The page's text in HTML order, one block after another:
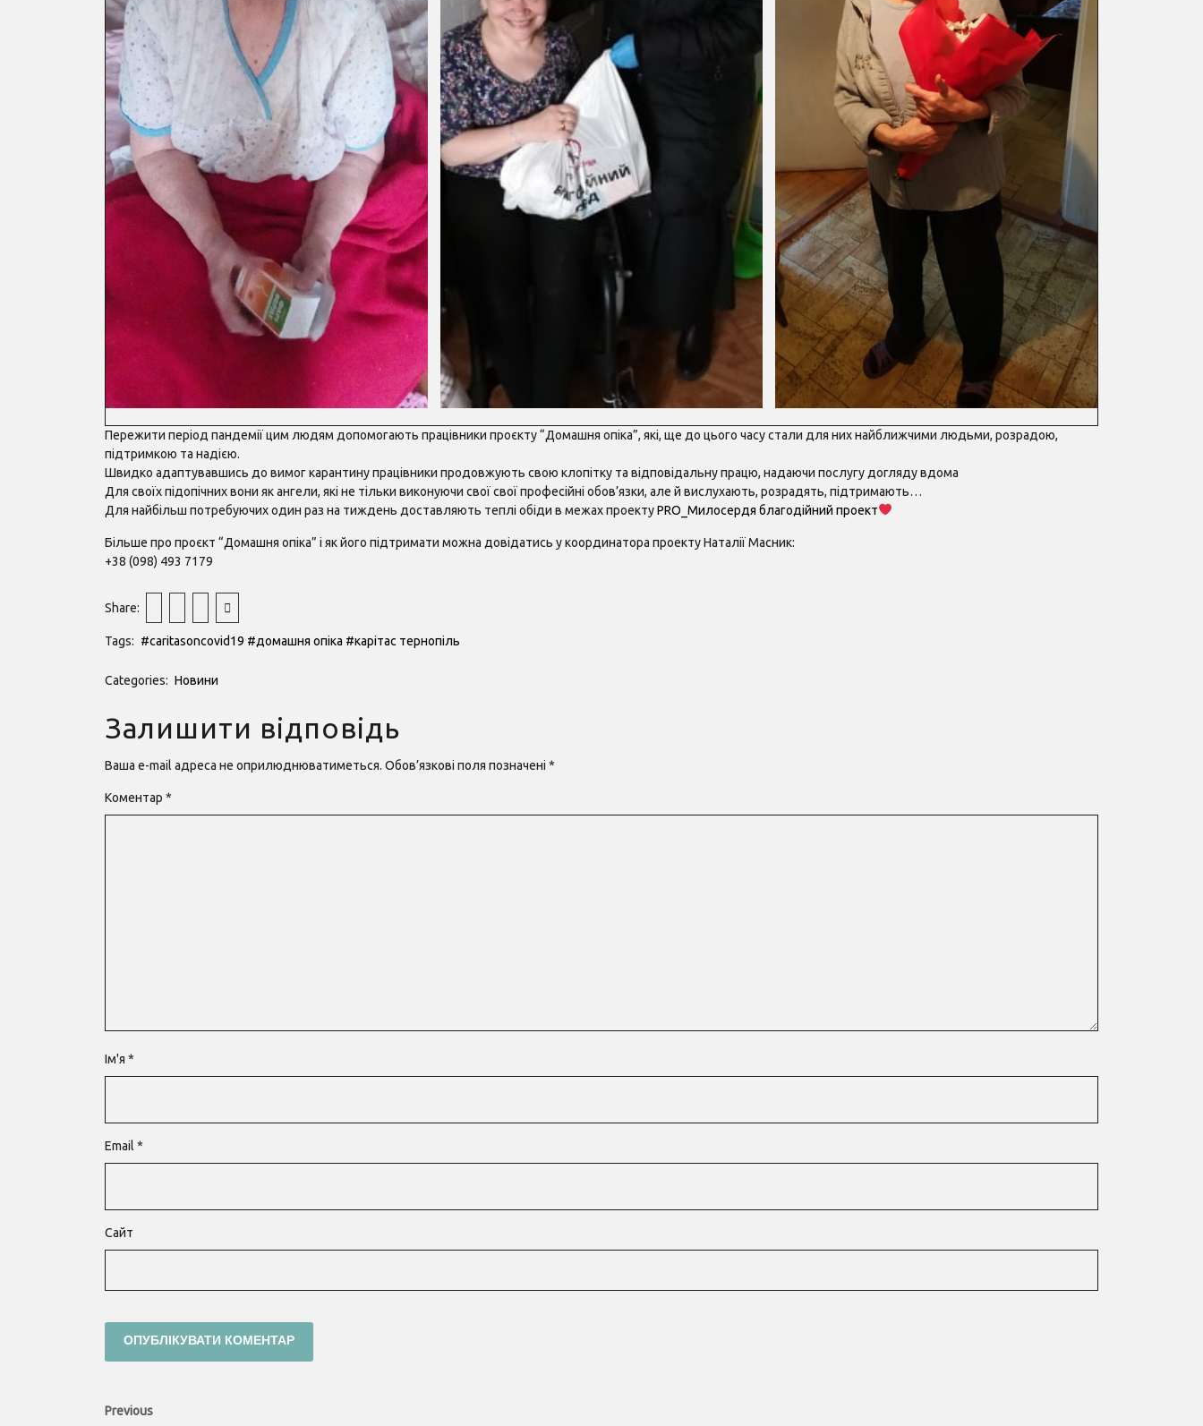
Пережити період пандемії цим людям допомогають працівники проєкту “Домашня опіка”, які, ще до цього часу стали для них найближчими людьми, розрадою,
підтримкою та надією.
Швидко адаптувавшись до вимог карантину працівники продовжують свою клопітку та відповідальну працю, надаючи послугу догляду вдома
Для своїх підопічних вони як ангели, які не тільки виконуючи свої свої професійні обов’язки, але й вислухають, розрадять, підтримають…
Для найбільш потребуючих один раз на тиждень доставляють теплі обіди в межах проектуPRO_Милосердя благодійний проект
Більше про проєкт “Домашня опіка” і як його підтримати можна довідатись у координатора проекту Наталії Масник:
+38 (098) 493 7179
Share:
Tags: #caritasoncovid19 #домашня опіка #карітас тернопіль
Categories: Новини
Залишити відповідь
Ваша e-mail адреса не оприлюднюватиметься. Обов’язкові поля позначені *
Коментар *
Ім'я *
Email *
Сайт
Навігація
Previous
Previous